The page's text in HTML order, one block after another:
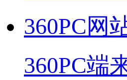
360PC网
360PC端